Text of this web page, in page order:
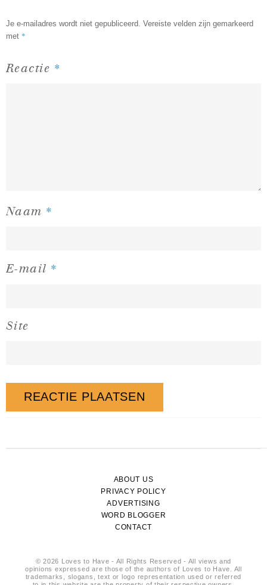
Je e-mailadres wordt niet gepubliceerd. Vereiste velden zijn gemarkeerd
met *
Reactie *
Naam *
E-mail *
Site
ABOUT US
PRIVACY POLICY
ADVERTISING
WORD BLOGGER
CONTACT
© 2026 Loves to Have - All Rights Reserved - All views and
opinions expressed are those of the authors of Loves to Have. All
trademarks, slogans, text or logo representation used or referred